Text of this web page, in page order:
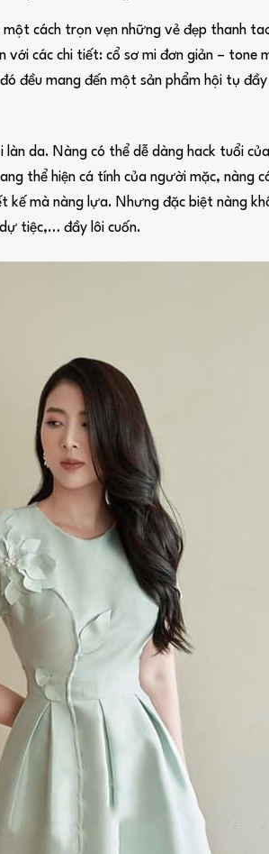
cách trọn vẹn những vẻ đẹp thanh
các chi tiết: cổ sơ mi đơn giản – tone
đều mang đến một sản phẩm hội tụ
da. Nàng có thể dễ dàng hack tuổi
thể hiện cá tính của người mặc, nàng
kế mà nàng lựa. Nhưng đặc biệt nàng
tiệc,… đầy lôi cuốn.